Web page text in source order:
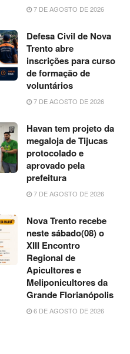
7 DE AGOSTO DE 2026
Defesa Civil de Nova
Trento abre
inscrições para curso
de formação de
voluntários
7 DE AGOSTO DE 2026
Havan tem projeto da
megaloja de Tijucas
protocolado e
aprovado pela
prefeitura
7 DE AGOSTO DE 2026
Nova Trento recebe
neste sábado(08) o
XIII Encontro
Regional de
Apicultores e
Meliponicultores da
Grande Florianópolis
6 DE AGOSTO DE 2026